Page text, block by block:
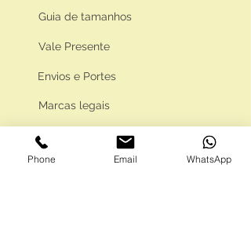
Guia de tamanhos
Vale Presente
Envios e Portes
Marcas legais
Programa Fidelidade
Phone Email WhatsApp